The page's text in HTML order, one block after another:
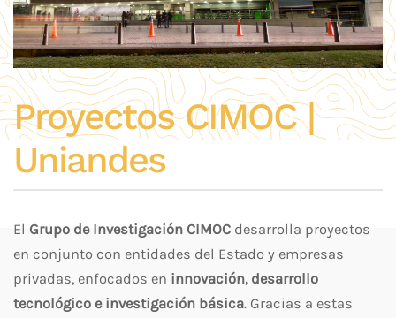
Proyectos CIMOC |
Uniandes
El Grupo de Investigación CIMOC desarrolla proyectos
en conjunto con entidades del Estado y empresas
privadas, enfocados en innovación, desarrollo
tecnológico e investigación básica. Gracias a estas